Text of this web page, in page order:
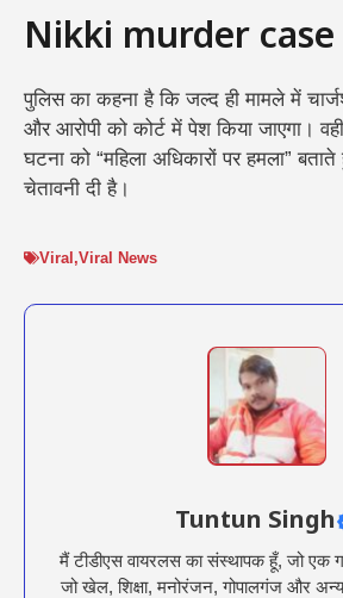
Nikki murder
पुलिस का कहना है कि जल्द ही मामले में
और आरोपी को कोर्ट में पेश किया जाएगा।
घटना को “महिला अधिकारों पर हमला” बताते
चेतावनी दी है।
Viral ,Viral News
Tuntun Singh
मैं टीडीएस वायरलस का संस्थापक हूँ, जो एक
जो खेल, शिक्षा, मनोरंजन, गोपालगंज और अन्य